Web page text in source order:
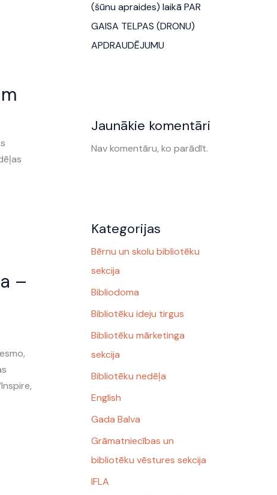
–
(šūnu apraides) laikā PAR
GAISA TELPAS (DRONU)
APDRAUDĒJUMU
Jaunākie komentāri
Nav komentāru, ko parādīt.
Kategorijas
Bērnu un skolu bibliotēku
sekcija
Bibliodoma
Bibliotēku ideju tirgus
Bibliotēku mārketinga
sekcija
Bibliotēku nedēļa
English
Gada Balva
Grāmatniecības un
bibliotēku vēstures sekcija
IFLA